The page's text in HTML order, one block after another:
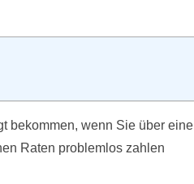
bekommen, wenn Sie über eine
Raten problemlos zahlen